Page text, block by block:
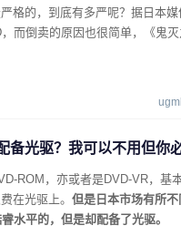
格的，到底有多严呢？据日本
而倒卖的原因也很简单，《鬼灭
备光驱？我可以不用但你
ROM，亦或者是DVD-VR，基
在光驱上。 但是日本市场有所
水平的，但是却配备了光驱。